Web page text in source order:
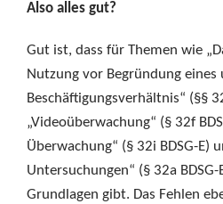
Also alles gut?
Gut ist, dass für Themen wie
Nutzung vor Begründung eines
Beschäftigungsverhältnis“ (§§
„Videoüberwachung“ (§ 32f
Überwachung“ (§ 32i BDSG-E)
Untersuchungen“ (§ 32a
Grundlagen gibt. Das Fehlen